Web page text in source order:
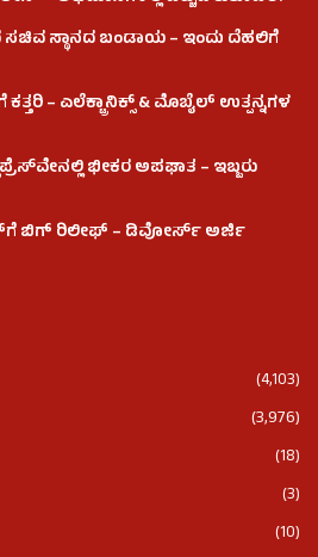
ಸಚಿವ ಸ್ಥಾನದ ಬಂಡಾಯ – ಇಂದು ದೆಹಲಿಗೆ
– ಎಲೆಕ್ಟ್ರಾನಿಕ್ಸ್ & ಮೊಬೈಲ್ ಉತ್ಪನ್ನಗಳ
ಭೀಕರ ಅಪಘಾತ – ಇಬ್ಬರು
ಬಿಗ್ ರಿಲೀಫ್ – ಡಿವೋರ್ಸ್ ಅರ್ಜಿ
(4,103)
(3,976)
(18)
(3)
(10)